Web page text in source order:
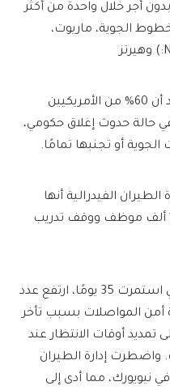
أجر خلال واحدة من أكثر
الجوية، ماريوت،
وقالت المجموعة إن استطلاعًا وجد أن 60% من الأمريكيين
حدوث إغلاق حكومي،
الجوية أو تجنبها تمامًا.
الفيدرالية أنها
ستضطر إلى منح إجازة لأكثر من 17 ألف موظف ووقف تدريب
في عام 2019، خلال فترة الإغلاق التي استمرت 35 يومًا، ارتفع عدد
أمن المواصلات بسبب تأخر
تمديد أوقات الانتظار عند
إدارة الطيران
نيويورك، مما أدى إلى